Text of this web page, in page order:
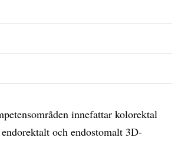
innefattar kolorektal
och endostomalt 3D-